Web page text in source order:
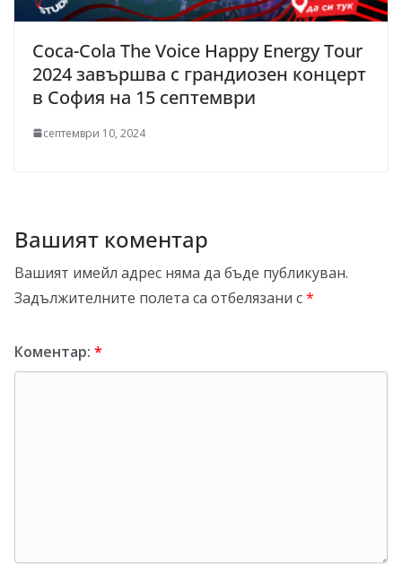
Coca-Cola The Voice Happy Energy Tour
2024 завършва с грандиозен концерт
в София на 15 септември
септември 10, 2024
Вашият коментар
Вашият имейл адрес няма да бъде публикуван.
Задължителните полета са отбелязани с*
Коментар: *